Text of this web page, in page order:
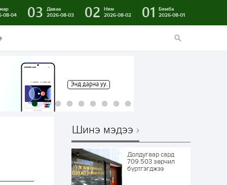
08-04
03
Даваа
2026-08-03
02
Ням
2026-08-02
01
Бямба
2026-08-01
Шинэ мэдээ
Долдугаар сард
709.503 зөрчил
бүртгэгджээ